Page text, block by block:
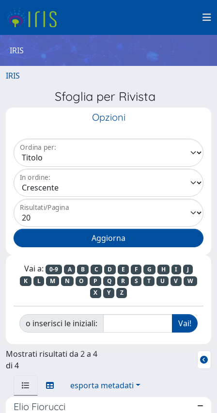
IRIS
IRIS
Sfoglia per Rivista
Opzioni
Ordina per:
In ordine:
Risultati/Pagina
Vai a: 0-9 A B C D E F G H I
J
K
L M N O P Q R S T U V
W
X
Y Z
o inserisci le iniziali:
Mostrati risultati da 2 a 4
di 4
esporta metadati
Elio Fiorucci